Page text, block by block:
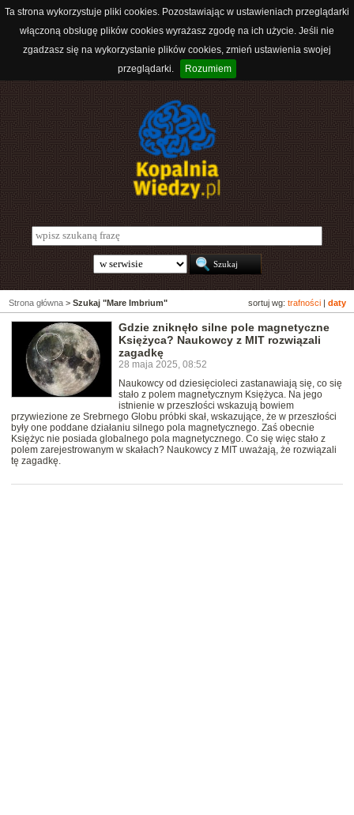
Ta strona wykorzystuje pliki cookies. Pozostawiając w ustawieniach przeglądarki
włączoną obsługę plików cookies wyrażasz zgodę na ich użycie. Jeśli nie
zgadzasz się na wykorzystanie plików cookies, zmień ustawienia swojej
przeglądarki.
Rozumiem
sortuj wg: trafności daty
Strona główna > Szukaj "Mare Imbrium"
Gdzie zniknęło silne pole magnetyczne
Księżyca? Naukowcy z MIT rozwiązali
zagadkę
28 maja 2025, 08:52
Naukowcy od dziesięcioleci zastanawiają się, co się
stało z polem magnetycznym Księżyca. Na jego
istnienie w przeszłości wskazują bowiem
przywiezione ze Srebrnego Globu próbki skał, wskazujące, że w przeszłości
były one poddane działaniu silnego pola magnetycznego. Zaś obecnie
Księżyc nie posiada globalnego pola magnetycznego. Co się więc stało z
polem zarejestrowanym w skałach? Naukowcy z MIT uważają, że rozwiązali
tę zagadkę.